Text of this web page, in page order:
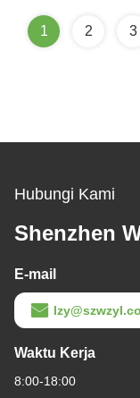
1 2 3
Hubungi Kami
Shenzhen
E-mail
Waktu Kerja
8:00-18:00